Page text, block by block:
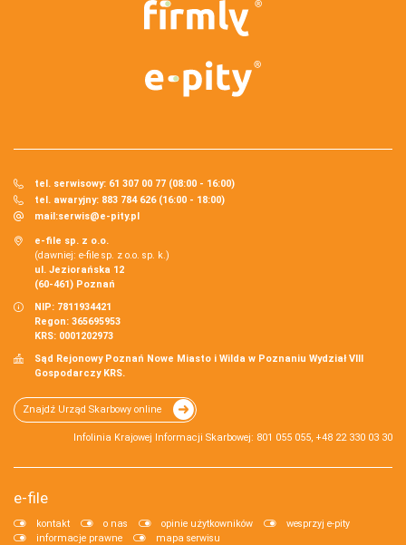
tel. serwisowy: 61 307 00 77 (08:00 - 16:00)
tel. awaryjny: 883 784 626 (16:00 - 18:00)
mail:serwis@e-pity.pl
e-file sp. z o.o.
(dawniej: e-file sp. z o.o. sp. k.)
ul. Jeziorańska 12
(60-461) Poznań
NIP: 7811934421
Regon: 365695953
KRS: 0001202973
Sąd Rejonowy Poznań Nowe Miasto i Wilda w Poznaniu Wydział VIII
Gospodarczy KRS.
Znajdź Urząd Skarbowy online
Infolinia Krajowej Informacji Skarbowej: 801 055 055, +48 22 330 03 30
e-file
kontakt o nas opinie użytkowników
wesprzyj e-pity
informacje prawne
mapa serwisu